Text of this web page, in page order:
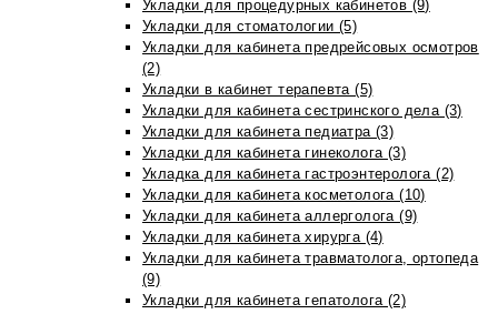
Укладки для процедурных кабинетов (9)
Укладки для стоматологии (5)
Укладки для кабинета предрейсовых осмотров
(2)
Укладки в кабинет терапевта (5)
Укладки для кабинета сестринского дела (3)
Укладки для кабинета педиатра (3)
Укладки для кабинета гинеколога (3)
Укладка для кабинета гастроэнтеролога (2)
Укладки для кабинета косметолога (10)
Укладки для кабинета аллерголога (9)
Укладки для кабинета хирурга (4)
Укладки для кабинета травматолога, ортопеда
(9)
Укладки для кабинета гепатолога (2)